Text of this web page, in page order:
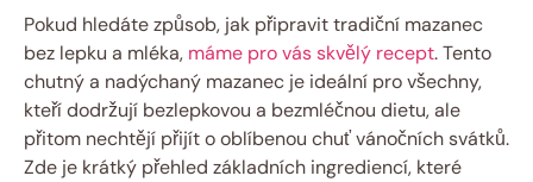
Pokud hledáte způsob, jak připravit tradiční⁤ mazanec
bez lepku a mléka, máme pro vás skvělý recept. Tento
chutný a ⁤nadýchaný mazanec je⁢ ideální pro všechny,
kteří dodržují ⁣bezlepkovou⁤ a bezmléčnou ⁤dietu, ‌ale
přitom nechtějí přijít o oblíbenou⁤ chuť vánočních svátků.
⁢Zde je​ krátký přehled základních ingrediencí, které